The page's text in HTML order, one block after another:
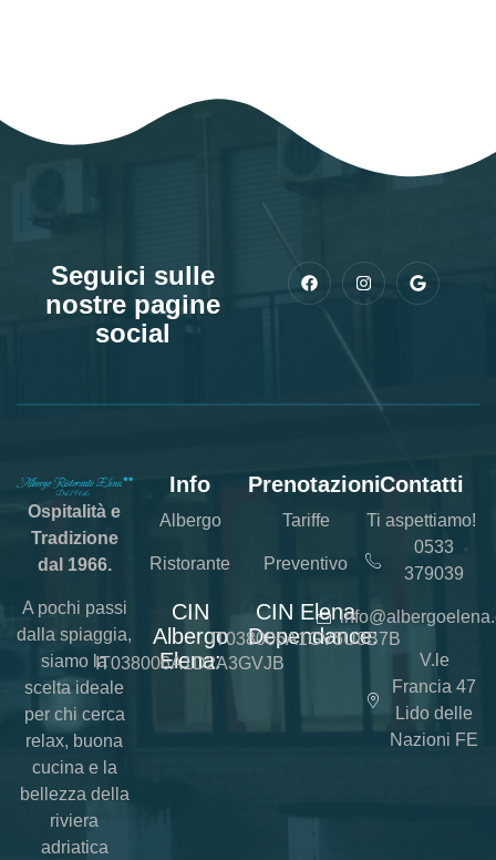
Seguici sulle
nostre pagine
social
Ospitalità e
Tradizione
dal 1966.
A pochi passi
dalla spiaggia,
siamo la
scelta ideale
per chi cerca
relax, buona
cucina e la
bellezza della
riviera
adriatica
Info
Albergo
Ristorante
CIN
Albergo
Elena:
IT038006A1D2A3GVJB
Prenotazioni
Tariffe
Preventivo
CIN Elena
Dependance:
IT038006A1GV5U8B7B
Contatti
Ti aspettiamo!
0533
379039
V.le
Francia 47
Lido delle
Nazioni FE